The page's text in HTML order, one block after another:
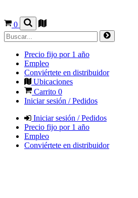
0
Precio fijo por 1 año
Empleo
Conviértete en distribuidor
Ubicaciones
Carrito 0
Iniciar sesión / Pedidos
Iniciar sesión / Pedidos
Precio fijo por 1 año
Empleo
Conviértete en distribuidor